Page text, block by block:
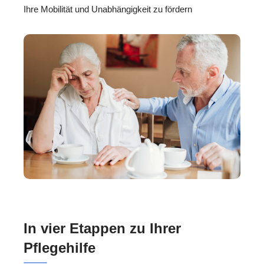
Ihre Mobilität und Unabhängigkeit zu fördern
In vier Etappen zu Ihrer
Pflegehilfe